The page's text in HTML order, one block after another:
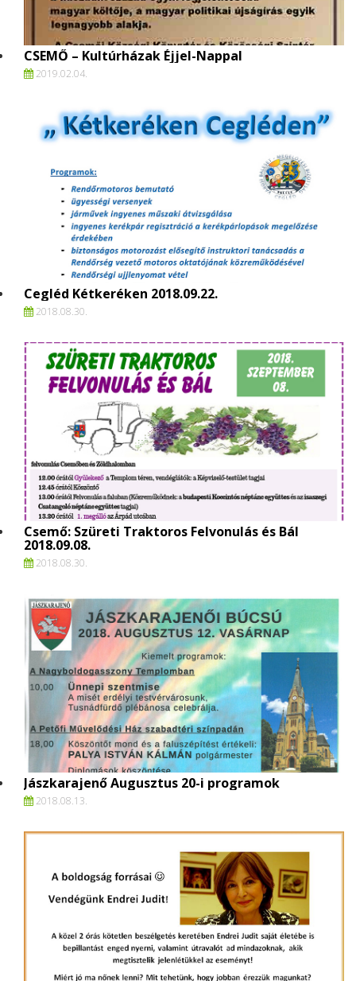
CSEMŐ – Kultúrházak Éjjel-Nappal
2019.02.04.
Cegléd Kétkeréken 2018.09.22.
2018.08.30.
Csemő: Szüreti Traktoros Felvonulás és Bál
2018.09.08.
2018.08.30.
Jászkarajenő Augusztus 20-i programok
2018.08.13.